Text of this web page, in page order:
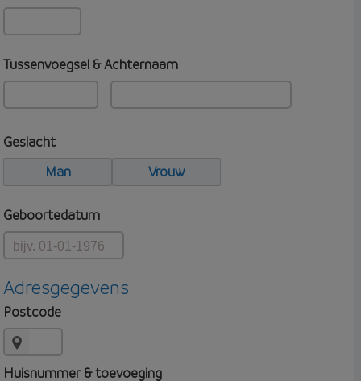
Tussenvoegsel & Achternaam
Geslacht
Man
Vrouw
Geboortedatum
Adresgegevens
Postcode
Huisnummer & toevoeging